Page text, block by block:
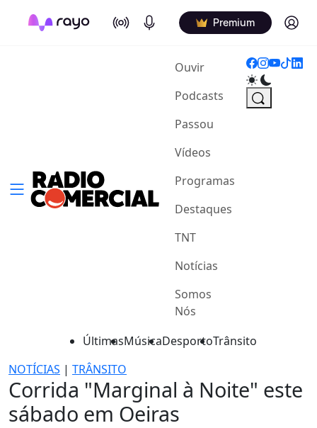
On Air Podcasts Premium Log in
Ouvir(current)
Podcasts
Passou
Vídeos
Programas
Destaques
TNT
Notícias
Somos
Nós
ÚltimasMúsicaDesportoTrânsito
NOTÍCIAS | TRÂNSITO
Corrida "Marginal à Noite" este
sábado em Oeiras